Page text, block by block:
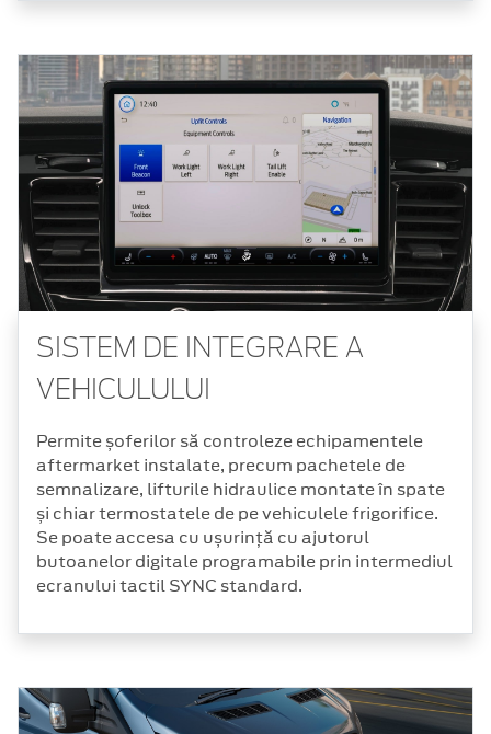
SISTEM DE INTEGRARE A
VEHICULULUI
Permite șoferilor să controleze echipamentele
aftermarket instalate, precum pachetele de
semnalizare, lifturile hidraulice montate în spate
și chiar termostatele de pe vehiculele frigorifice.
Se poate accesa cu ușurință cu ajutorul
butoanelor digitale programabile prin intermediul
ecranului tactil SYNC standard.